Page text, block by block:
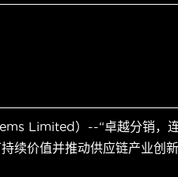
Limited）--“卓越分销，
续价值并推动供应链产业创